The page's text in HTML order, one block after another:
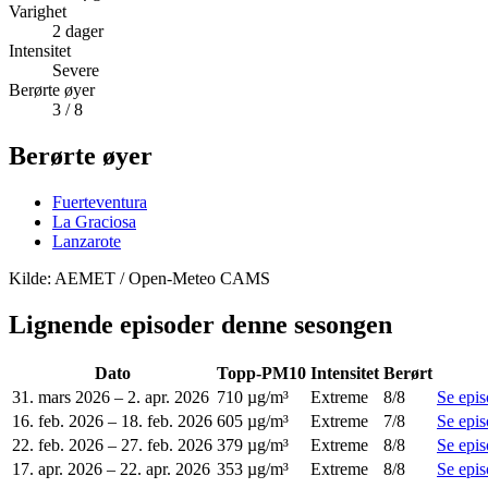
Varighet
2 dager
Intensitet
Severe
Berørte øyer
3 / 8
Berørte øyer
Fuerteventura
La Graciosa
Lanzarote
Kilde: AEMET / Open-Meteo CAMS
Lignende episoder denne sesongen
Dato Topp-PM10 Intensitet Berørt
31. mars 2026 – 2. apr. 2026 710 µg/m³ Extreme 8/8 Se
16. feb. 2026 – 18. feb. 2026 605 µg/m³ Extreme 7/8 Se
22. feb. 2026 – 27. feb. 2026 379 µg/m³ Extreme 8/8 Se
17. apr. 2026 – 22. apr. 2026 353 µg/m³ Extreme 8/8 Se